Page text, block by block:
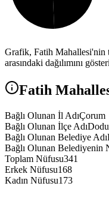
Grafik, Fatih Mahallesi'nin
arasındaki dağılımını
Fatih
Bağlı Olunan İl AdıÇorum
Bağlı Olunan İlçe Adı
Bağlı Olunan Belediye Adı
Bağlı Olunan Belediyenin
Toplam Nüfusu341
Erkek Nüfusu168
Kadın Nüfusu173